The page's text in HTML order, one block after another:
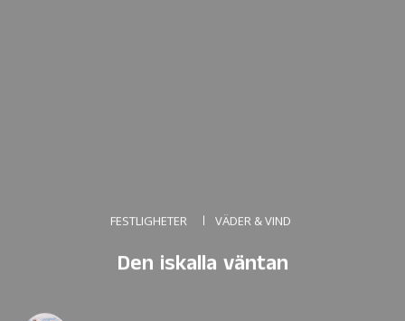
FESTLIGHETER VÄDER & VIND
Den iskalla väntan